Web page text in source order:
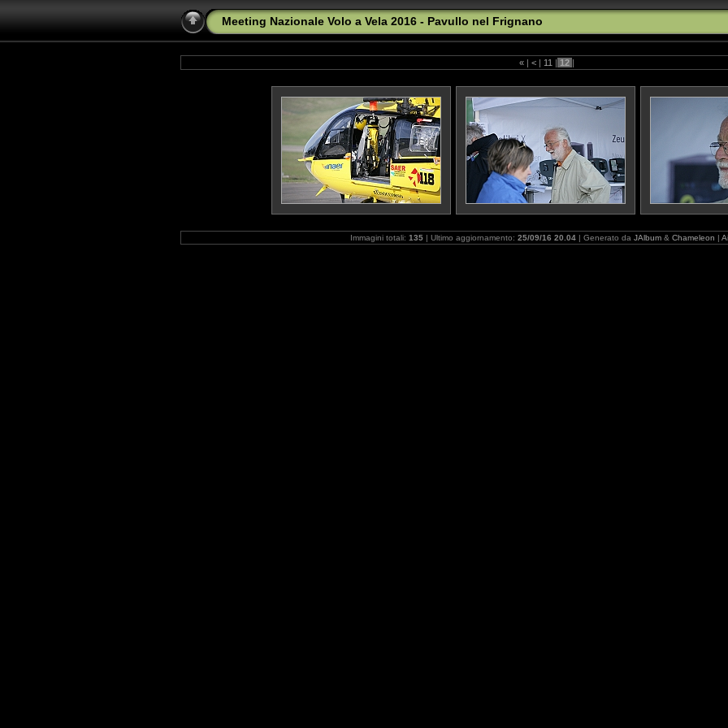
Meeting Nazionale Volo a Vela 2016 - Pavullo nel Frignano
« | < | 11 | 12 |
Immagini totali:135 | Ultimo aggiornamento:25/09/16 20.04 | Generato daJAlbum &Chameleon |